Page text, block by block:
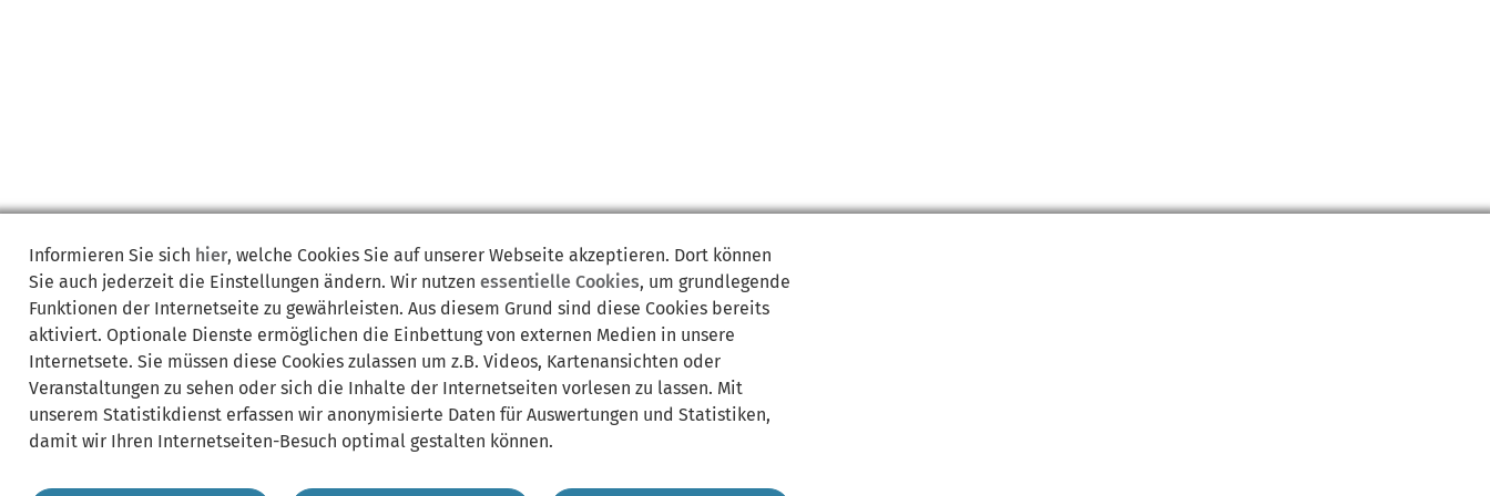
Informieren Sie sich hier, welche Cookies Sie auf unserer Webseite akzeptieren. Dort können
Sie auch jederzeit die Einstellungen ändern. Wir nutzen essentielle Cookies, um grundlegende
Funktionen der Internetseite zu gewährleisten. Aus diesem Grund sind diese Cookies bereits
aktiviert. Optionale Dienste ermöglichen die Einbettung von externen Medien in unsere
Internetsete. Sie müssen diese Cookies zulassen um z.B. Videos, Kartenansichten oder
Veranstaltungen zu sehen oder sich die Inhalte der Internetseiten vorlesen zu lassen. Mit
unserem Statistikdienst erfassen wir anonymisierte Daten für Auswertungen und Statistiken,
damit wir Ihren Internetseiten-Besuch optimal gestalten können.